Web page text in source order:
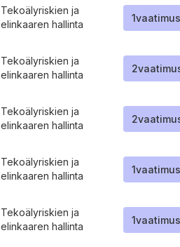
Tekoälyriskien ja
elinkaaren hallinta
1
Tekoälyriskien ja
elinkaaren hallinta
2
Tekoälyriskien ja
elinkaaren hallinta
2
Tekoälyriskien ja
elinkaaren hallinta
1
Tekoälyriskien ja
elinkaaren hallinta
1